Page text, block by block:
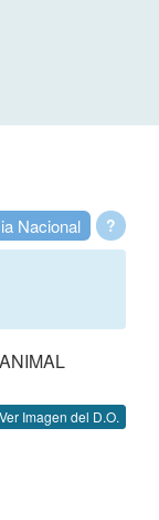
?
Nacional
Ver Imagen del D.O.